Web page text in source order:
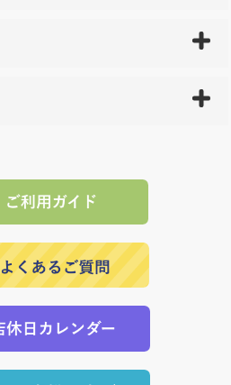
付後）、 長崎県下全域に点在
品の送料は、こちらの
全国送
客様の元へ直送いたしますの
料が必要になります。
どで不都合が生じている場合
。）
ませんが、当協会までご注文
入金を確認した後で、商品を
来次第の便にてお送りいたし
れている場合は、ご指定の日
します。）